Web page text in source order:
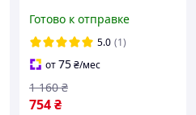
консервирования
Закаточный ключ
автомат мза-п люкс
продмаш
Готово к отправке
5.0 (1)
от75₴/мес
754₴
1 160 ₴